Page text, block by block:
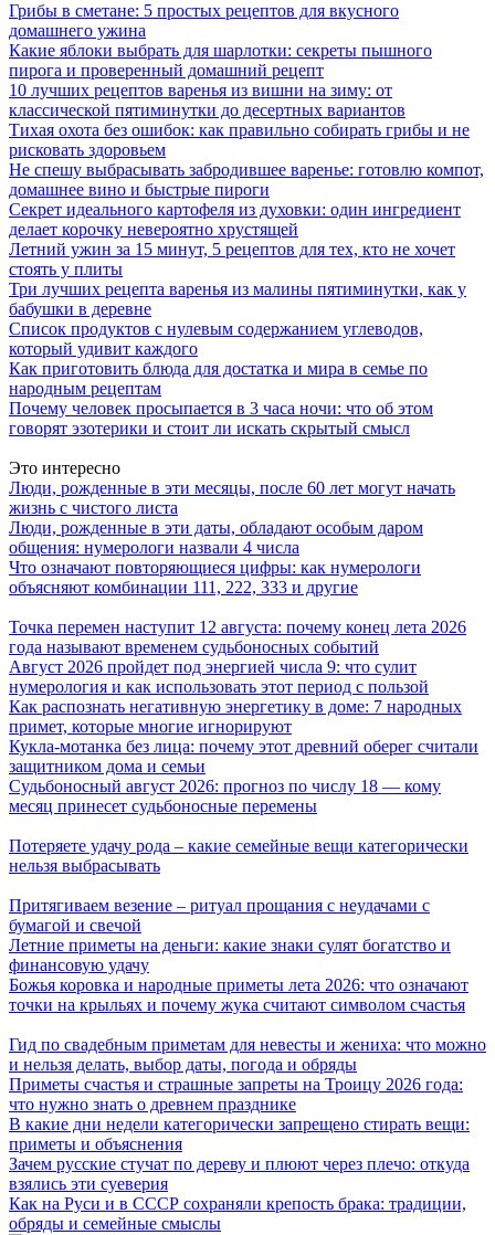
Грибы в сметане: 5 простых рецептов для вкусного
домашнего ужина
Какие яблоки выбрать для шарлотки: секреты пышного
пирога и проверенный домашний рецепт
10 лучших рецептов варенья из вишни на зиму: от
классической пятиминутки до десертных вариантов
Тихая охота без ошибок: как правильно собирать грибы и не
рисковать здоровьем
Не спешу выбрасывать забродившее варенье: готовлю компот,
домашнее вино и быстрые пироги
Секрет идеального картофеля из духовки: один ингредиент
делает корочку невероятно хрустящей
Летний ужин за 15 минут, 5 рецептов для тех, кто не хочет
стоять у плиты
Три лучших рецепта варенья из малины пятиминутки, как у
бабушки в деревне
Список продуктов с нулевым содержанием углеводов,
который удивит каждого
Как приготовить блюда для достатка и мира в семье по
народным рецептам
Почему человек просыпается в 3 часа ночи: что об этом
говорят эзотерики и стоит ли искать скрытый смысл
Это интересно
Люди, рожденные в эти месяцы, после 60 лет могут начать
жизнь с чистого листа
Люди, рожденные в эти даты, обладают особым даром
общения: нумерологи назвали 4 числа
Что означают повторяющиеся цифры: как нумерологи
объясняют комбинации 111, 222, 333 и другие
Точка перемен наступит 12 августа: почему конец лета 2026
года называют временем судьбоносных событий
Август 2026 пройдет под энергией числа 9: что сулит
нумерология и как использовать этот период с пользой
Как распознать негативную энергетику в доме: 7 народных
примет, которые многие игнорируют
Кукла-мотанка без лица: почему этот древний оберег считали
защитником дома и семьи
Судьбоносный август 2026: прогноз по числу 18 — кому
месяц принесет судьбоносные перемены
Потеряете удачу рода – какие семейные вещи категорически
нельзя выбрасывать
Притягиваем везение – ритуал прощания с неудачами с
бумагой и свечой
Летние приметы на деньги: какие знаки сулят богатство и
финансовую удачу
Божья коровка и народные приметы лета 2026: что означают
точки на крыльях и почему жука считают символом счастья
Гид по свадебным приметам для невесты и жениха: что можно
и нельзя делать, выбор даты, погода и обряды
Приметы счастья и страшные запреты на Троицу 2026 года:
что нужно знать о древнем празднике
В какие дни недели категорически запрещено стирать вещи:
приметы и объяснения
Зачем русские стучат по дереву и плюют через плечо: откуда
взялись эти суеверия
Как на Руси и в СССР сохраняли крепость брака: традиции,
обряды и семейные смыслы